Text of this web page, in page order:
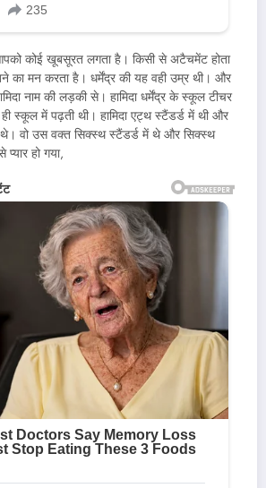
कोई खूबसूरत लगता है। किसी से अटैचमेंट होता
का मन करता है। धर्मेंद्र की यह वही उम्र थी। और
नाम की लड़की से। हामिदा धर्मेंद्र के स्कूल टीचर
स्कूल में पढ़ती थी। हामिदा एट्थ स्टैंडर्ड में थी और
वो उस वक्त सिक्स्थ स्टैंडर्ड में थे और सिक्स्थ
प्यार हो गया,